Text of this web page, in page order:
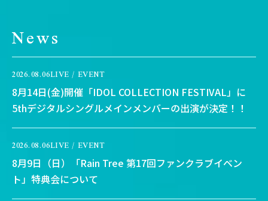
News
2026.08.06LIVE / EVENT
8月14日(金)開催「IDOL COLLECTION FESTIVAL」に
5thデジタルシングルメインメンバーの出演が決定！！
2026.08.06LIVE / EVENT
8月9日（日）「Rain Tree 第17回ファンクラブイベン
ト」特典会について